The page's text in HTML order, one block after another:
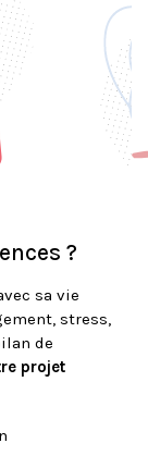
?
sa vie
stress,
de
projet